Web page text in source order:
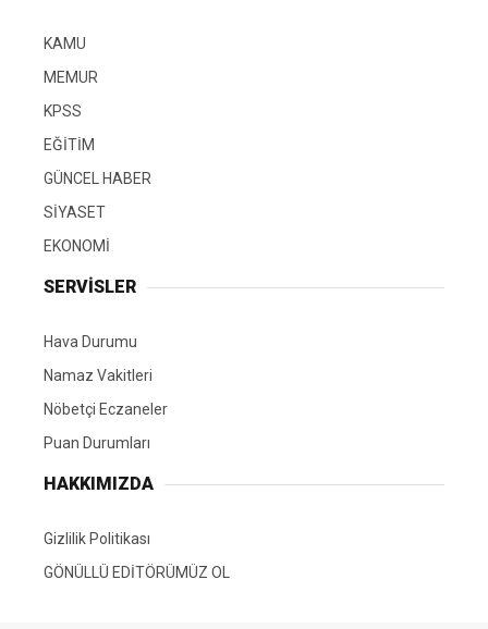
KAMU
MEMUR
KPSS
EĞİTİM
GÜNCEL HABER
SİYASET
EKONOMİ
SERVİSLER
Hava Durumu
Namaz Vakitleri
Nöbetçi Eczaneler
Puan Durumları
HAKKIMIZDA
Gizlilik Politikası
GÖNÜLLÜ EDİTÖRÜMÜZ OL